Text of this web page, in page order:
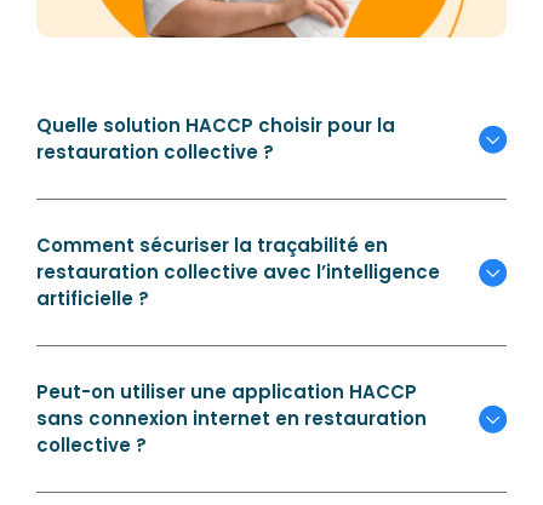
Quelle solution HACCP choisir pour la
restauration collective ?
Comment sécuriser la traçabilité en
restauration collective avec l’intelligence
artificielle ?
Peut-on utiliser une application HACCP
sans connexion internet en restauration
collective ?